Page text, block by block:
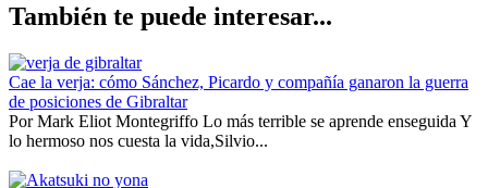
También te puede interesar...
Cae la verja: cómo Sánchez, Picardo y compañía ganaron la guerra
de posiciones de Gibraltar
Por Mark Eliot Montegriffo Lo más terrible se aprende enseguida Y
lo hermoso nos cuesta la vida,Silvio...